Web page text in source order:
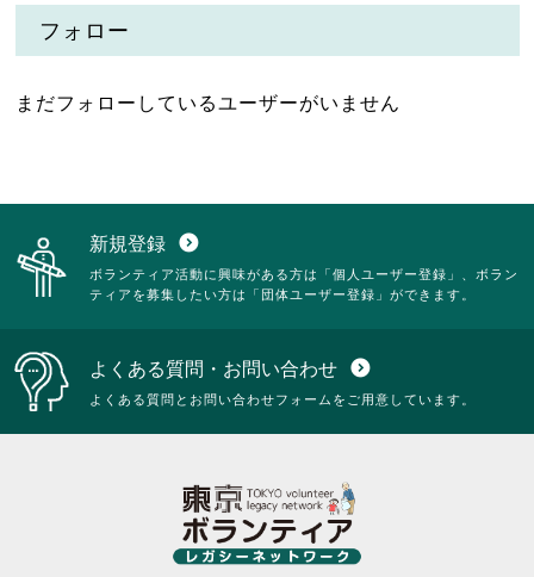
フォロー
まだフォローしているユーザーがいません
新規登録 expand_circle_down
ボランティア活動に興味がある方は「個人ユーザー登録」、ボラン
ティアを募集したい方は「団体ユーザー登録」ができます。
よくある質問・お問い合わせ expand_circle_down
よくある質問とお問い合わせフォームをご用意しています。